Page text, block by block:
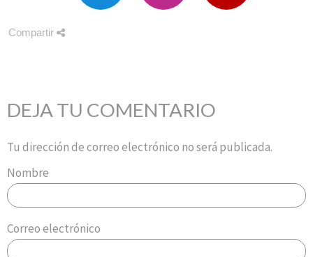
Compartir
DEJA TU COMENTARIO
Tu dirección de correo electrónico no será publicada.
Nombre
Correo electrónico